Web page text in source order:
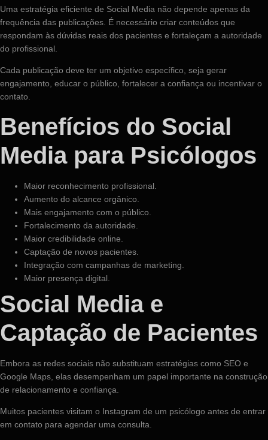
Uma estratégia eficiente de Social Media não depende apenas da
frequência das publicações. É necessário criar conteúdos que
respondam às dúvidas reais dos pacientes e fortaleçam a autoridade
do profissional.
Cada publicação deve ter um objetivo específico, seja gerar
engajamento, educar o público, fortalecer a confiança ou incentivar o
contato.
Benefícios do Social
Media para Psicólogos
Maior reconhecimento profissional.
Aumento do alcance orgânico.
Mais engajamento com o público.
Fortalecimento da autoridade.
Maior credibilidade online.
Captação de novos pacientes.
Integração com campanhas de marketing.
Maior presença digital.
Social Media e
Captação de Pacientes
Embora as redes sociais não substituam estratégias como SEO e
Google Maps, elas desempenham um papel importante na construção
de relacionamento e confiança.
Muitos pacientes visitam o Instagram de um psicólogo antes de entrar
em contato para agendar uma consulta.